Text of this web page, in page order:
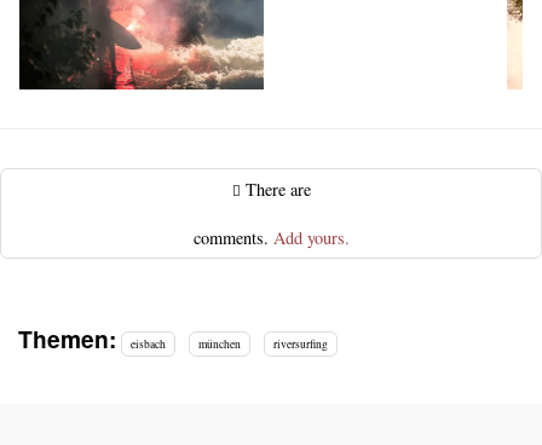
There are
comments. Add yours.
Themen: eisbach münchen riversurfing